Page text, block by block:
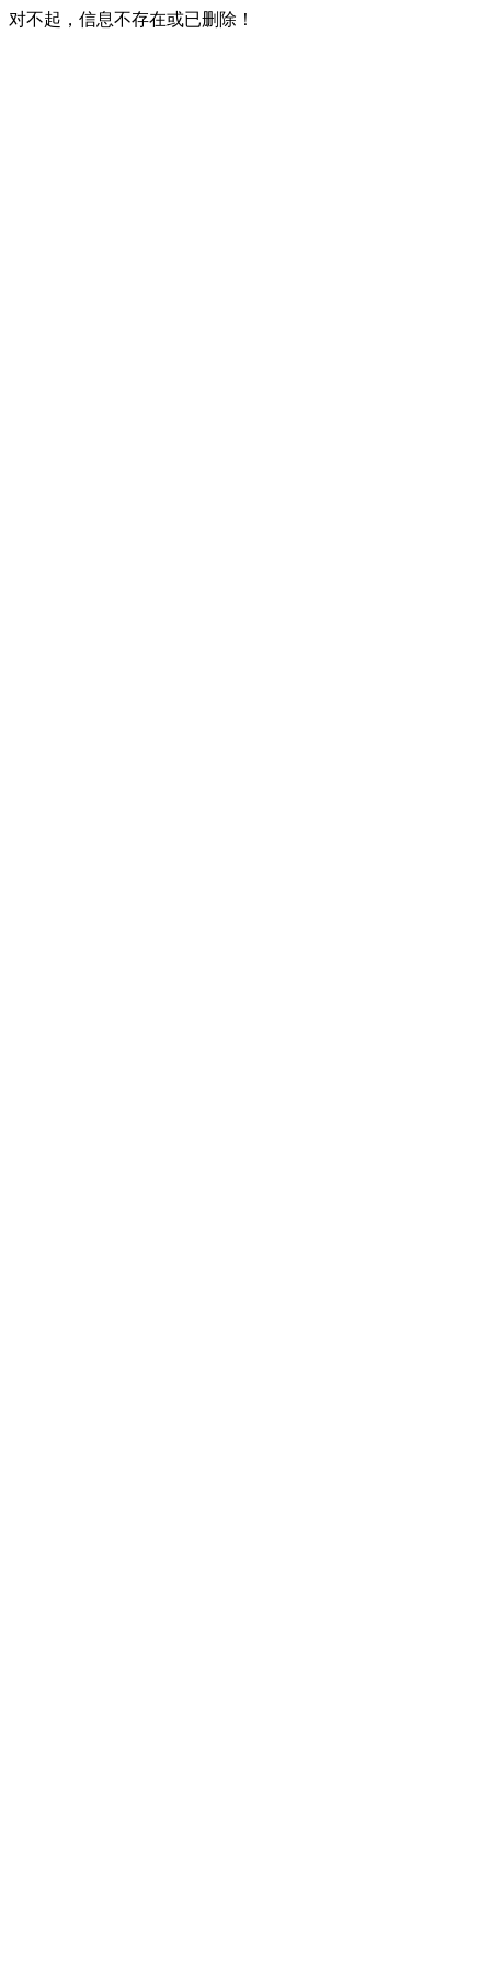
对不起，信息不存在或已删除！